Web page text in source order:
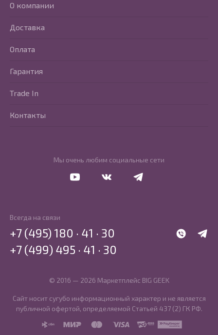
Мы очень любим социальные сети
О компании
Доставка
Оплата
Гарантия
Trade In
Контакты
Всегда на связи
WhatsApp
+7 (495) 180 · 41 · 30
+7 (499) 495 · 41 · 30
© 2016 — 2026 Маркетплейс BIG GEEK
Сайт носит сугубо информационный характер и не является
публичной офертой, определяемой Статьей 437 (2) ГК РФ.
SBP
MIR MasterCard
Visa PCI DSS PayKeeper